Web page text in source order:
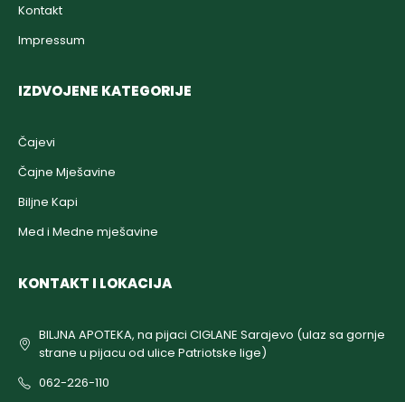
Kontakt
Impressum
IZDVOJENE KATEGORIJE
Čajevi
Čajne Mješavine
Biljne Kapi
Med i Medne mješavine
KONTAKT I LOKACIJA
BILJNA APOTEKA, na pijaci CIGLANE Sarajevo (ulaz sa gornje
strane u pijacu od ulice Patriotske lige)
062-226-110